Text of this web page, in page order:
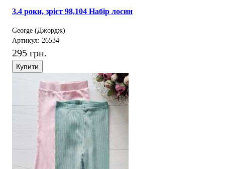
3,4 роки, зріст 98,104 Набір лосин
George (Джордж)
Артикул: 26534
295 грн.
Купити